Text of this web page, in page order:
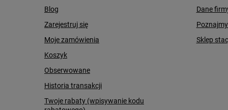
Blog
Zarejestruj się
Moje zamówienia
Koszyk
Obserwowane
Historia transakcji
Twoje rabaty (wpisywanie kodu
Dane
Sklep